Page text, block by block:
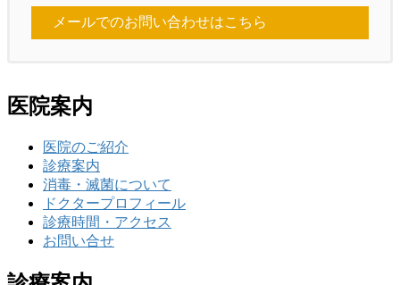
メールでのお問い合わせはこちら
医院案内
医院のご紹介
診療案内
消毒・滅菌について
ドクタープロフィール
診療時間・アクセス
お問い合せ